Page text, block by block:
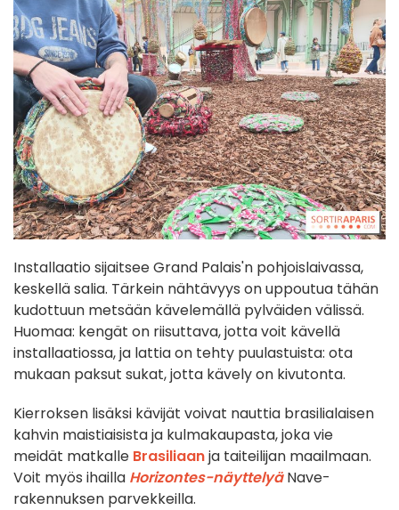
Installaatio sijaitsee Grand Palais'n pohjoislaivassa,
keskellä salia. Tärkein nähtävyys on uppoutua tähän
kudottuun metsään kävelemällä pylväiden välissä.
Huomaa: kengät on riisuttava, jotta voit kävellä
installaatiossa, ja lattia on tehty puulastuista: ota
mukaan paksut sukat, jotta kävely on kivutonta.
Kierroksen lisäksi kävijät voivat nauttia brasilialaisen
kahvin maistiaisista ja kulmakaupasta, joka vie
meidät matkalle Brasiliaanja taiteilijan maailmaan.
Voit myös ihailla Horizontes-näyttelyäNave-
rakennuksen parvekkeilla.